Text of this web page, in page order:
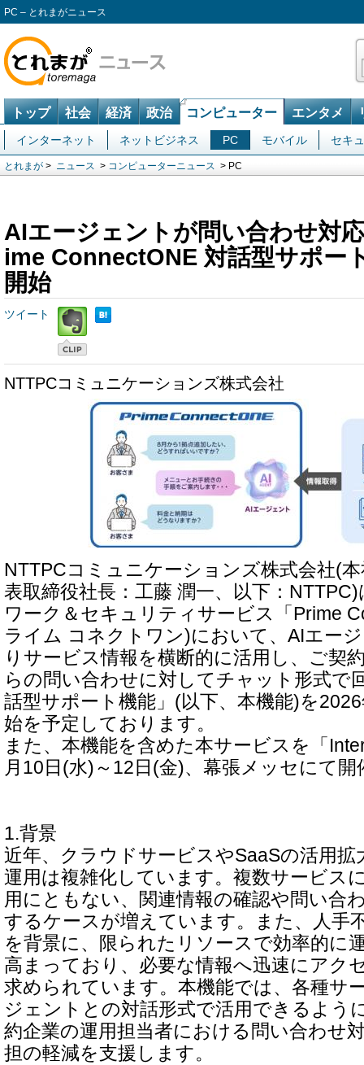
PC – とれまがニュース
トップ 社会 経済 政治 コンピューター エンタメ
インターネット ネットビジネス PC モバイル セキ
とれまが > ニュース > コンピューターニュース > PC
AIエージェントが問い合わせ対
ime ConnectONE 対話型サポー
開始
ツイート
NTTPCコミュニケーションズ株式会社
NTTPCコミュニケーションズ株式会社(
表取締役社長：工藤 潤一、以下：
ワーク＆セキュリティサービス「Prime
ライム コネクトワン)において、AIエー
りサービス情報を横断的に活用し、ご契
らの問い合わせに対してチャット形式で
話型サポート機能」(以下、本機能)を
始を予定しております。
また、本機能を含めた本サービスを「
月10日(水)～12日(金)、幕張メッセにて
1.背景
近年、クラウドサービスやSaaSの活用拡
運用は複雑化しています。複数サービス
用にともない、関連情報の確認や問い合
するケースが増えています。また、人手
を背景に、限られたリソースで効率的に
高まっており、必要な情報へ迅速にアク
求められています。本機能では、各種サ
ジェントとの対話形式で活用できるよう
約企業の運用担当者における問い合わせ
担の軽減を支援します。